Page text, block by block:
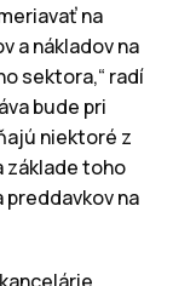
na
a nákladov na
sektora,“ radí
bude pri
niektoré z
základe toho
na